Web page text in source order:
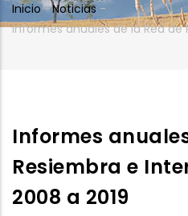
Breadcrumb
Inicio -Noticias -
Informes
Resiembra e
2008 a 2019